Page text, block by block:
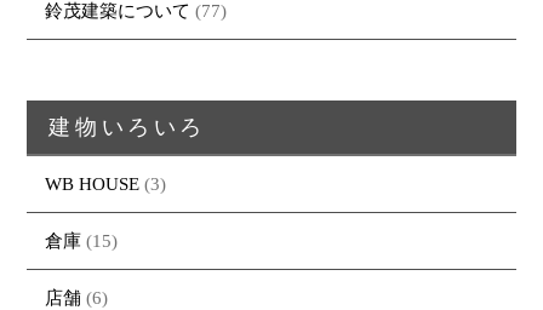
鈴茂建築について (77)
建物いろいろ
WB HOUSE (3)
倉庫 (15)
店舗 (6)